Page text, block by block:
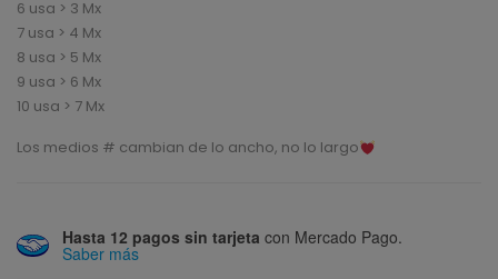
6 usa > 3 Mx
7 usa > 4 Mx
8 usa > 5 Mx
9 usa > 6 Mx
10 usa > 7 Mx
Los medios # cambian de lo ancho, no lo largo
Hasta 12 pagos sin tarjeta con Mercado Pago.
Saber más